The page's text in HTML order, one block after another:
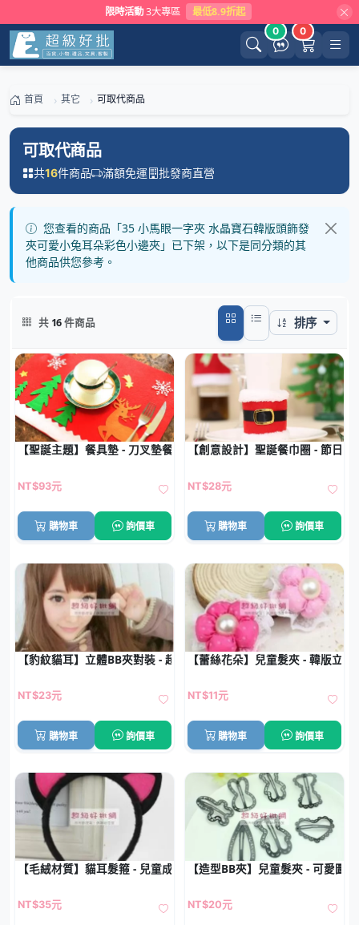
限時活動 3大專區 最低8.9折起
0 0
首頁 其它 可取代商品
可取代商品
共16件商品 滿額免運 批發商直營
您查看的商品「35 小馬眼一字夾 水晶寶石韓版頭飾發
夾可愛小兔耳朵彩色小邊夾」已下架，以下是同分類的其
他商品供您參考。
共 16件商品 排序
【聖誕主題】餐具墊 - 刀叉墊餐桌裝飾
NT$93元
購物車 詢價車
【創意設計】聖誕餐巾圈 - 節日餐
NT$28元
購物車 詢價車
【豹紋貓耳】立體BB夾對裝 - 超萌造型髮夾
NT$23元
購物車 詢價車
【蕾絲花朵】兒童髮夾 - 韓版立體
NT$11元
購物車 詢價車
【毛絨材質】貓耳髮箍 - 兒童成人創意變裝髮飾
NT$35元
【造型BB夾】兒童髮夾 - 可愛圖
NT$20元